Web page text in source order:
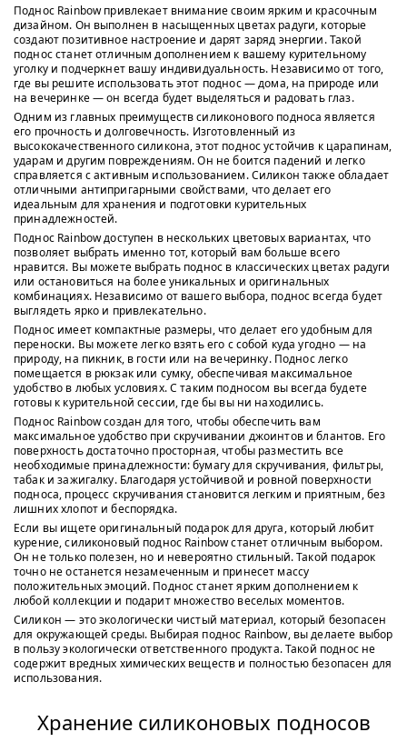
Поднос Rainbow привлекает внимание своим ярким и красочным
дизайном. Он выполнен в насыщенных цветах радуги, которые
создают позитивное настроение и дарят заряд энергии. Такой
поднос станет отличным дополнением к вашему курительному
уголку и подчеркнет вашу индивидуальность. Независимо от того,
где вы решите использовать этот поднос — дома, на природе или
на вечеринке — он всегда будет выделяться и радовать глаз.
Одним из главных преимуществ силиконового подноса является
его прочность и долговечность. Изготовленный из
высококачественного силикона, этот поднос устойчив к царапинам,
ударам и другим повреждениям. Он не боится падений и легко
справляется с активным использованием. Силикон также обладает
отличными антипригарными свойствами, что делает его
идеальным для хранения и подготовки курительных
принадлежностей.
Поднос Rainbow доступен в нескольких цветовых вариантах, что
позволяет выбрать именно тот, который вам больше всего
нравится. Вы можете выбрать поднос в классических цветах радуги
или остановиться на более уникальных и оригинальных
комбинациях. Независимо от вашего выбора, поднос всегда будет
выглядеть ярко и привлекательно.
Поднос имеет компактные размеры, что делает его удобным для
переноски. Вы можете легко взять его с собой куда угодно — на
природу, на пикник, в гости или на вечеринку. Поднос легко
помещается в рюкзак или сумку, обеспечивая максимальное
удобство в любых условиях. С таким подносом вы всегда будете
готовы к курительной сессии, где бы вы ни находились.
Поднос Rainbow создан для того, чтобы обеспечить вам
максимальное удобство при скручивании джоинтов и блантов. Его
поверхность достаточно просторная, чтобы разместить все
необходимые принадлежности: бумагу для скручивания, фильтры,
табак и зажигалку. Благодаря устойчивой и ровной поверхности
подноса, процесс скручивания становится легким и приятным, без
лишних хлопот и беспорядка.
Если вы ищете оригинальный подарок для друга, который любит
курение, силиконовый поднос Rainbow станет отличным выбором.
Он не только полезен, но и невероятно стильный. Такой подарок
точно не останется незамеченным и принесет массу
положительных эмоций. Поднос станет ярким дополнением к
любой коллекции и подарит множество веселых моментов.
Силикон — это экологически чистый материал, который безопасен
для окружающей среды. Выбирая поднос Rainbow, вы делаете выбор
в пользу экологически ответственного продукта. Такой поднос не
содержит вредных химических веществ и полностью безопасен для
использования.
Хранение силиконовых подносов